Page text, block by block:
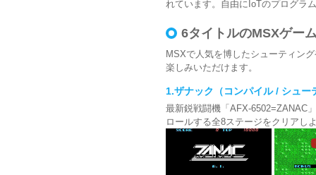
れています。自由にIoTのプログラ
6タイトルのMSXゲー
MSXで人気を博したシューティン
楽しみいただけます。
1.ザナック（コンパイル / シュ
最新鋭戦闘機「AFX-6502=ZANAC
ロールする全8ステージをクリアし